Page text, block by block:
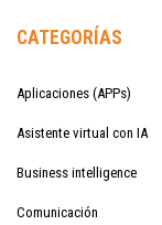
CATEGORÍAS
Aplicaciones (APPs)
Asistente virtual con IA
Business intelligence
Comunicación